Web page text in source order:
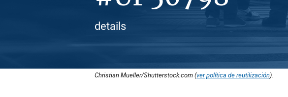
details
Christian Mueller/Shutterstock.com (ver política de reutilización).